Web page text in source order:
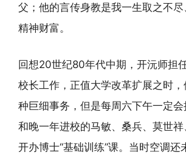
父；他的言传身教是我一生取之不
精神财富。
回想20世纪80年代中期，开沅师担
校长工作，正值大学改革扩展之时
种巨细事务，但是每周六下午一定
和晚一年进校的马敏、桑兵、莫世祥
开办博士“基础训练”课。当时空调还